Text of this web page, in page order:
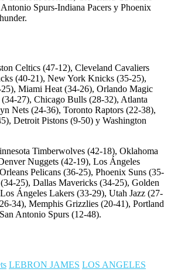
Spurs-Indiana Pacers y Phoenix
Celtics (47-12), Cleveland Cavaliers
(40-21), New York Knicks (35-25),
Miami Heat (34-26), Orlando Magic
27), Chicago Bulls (28-32), Atlanta
Nets (24-36), Toronto Raptors (22-38),
Detroit Pistons (9-50) y Washington
Timberwolves (42-18), Oklahoma
Nuggets (42-19), Los Ángeles
Pelicans (36-25), Phoenix Suns (35-
25), Dallas Mavericks (34-25), Golden
Ángeles Lakers (33-29), Utah Jazz (27-
34), Memphis Grizzlies (20-41), Portland
Antonio Spurs (12-48).
LEBRON JAMES LOS ANGELES